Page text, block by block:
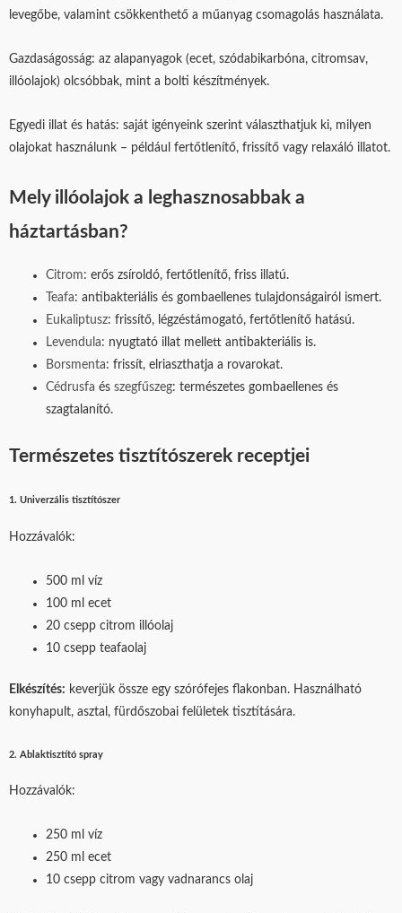
levegőbe, valamint csökkenthető a műanyag csomagolás használata.
Gazdaságosság: az alapanyagok (ecet, szódabikarbóna, citromsav,
illóolajok) olcsóbbak, mint a bolti készítmények.
Egyedi illat és hatás: saját igényeink szerint választhatjuk ki, milyen
olajokat használunk – például fertőtlenítő, frissítő vagy relaxáló illatot.
Mely illóolajok a leghasznosabbak a
háztartásban?
Citrom: erős zsíroldó, fertőtlenítő, friss illatú.
Teafa: antibakteriális és gombaellenes tulajdonságairól ismert.
Eukaliptusz: frissítő, légzéstámogató, fertőtlenítő hatású.
Levendula: nyugtató illat mellett antibakteriális is.
Borsmenta: frissít, elriaszthatja a rovarokat.
Cédrusfa ésszegfűszeg: természetes gombaellenes és
szagtalanító.
Természetes tisztítószerek receptjei
1. Univerzális tisztítószer
Hozzávalók:
500 ml víz
100 ml ecet
20 csepp citrom illóolaj
10 csepp teafaolaj
Elkészítés: keverjük össze egy szórófejes flakonban. Használható
konyhapult, asztal, fürdőszobai felületek tisztítására.
2. Ablaktisztító spray
Hozzávalók:
250 ml víz
250 ml ecet
10 csepp citrom vagy vadnarancs olaj